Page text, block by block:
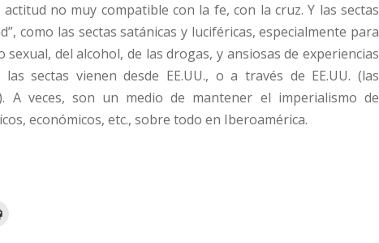
no muy compatible con la fe, con la cruz. Y las sectas
como las sectas satánicas y luciféricas, especialmente para
del alcohol, de las drogas, y ansiosas de experiencias
sectas vienen desde EE.UU., o a través de EE.UU. (las
A veces, son un medio de mantener el imperialismo de
económicos, etc., sobre todo en Iberoamérica.